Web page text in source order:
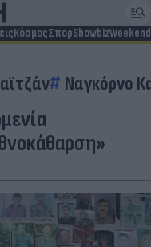
ΚόσμοςΣπορShowbizWeekend
Ναγκόρνο